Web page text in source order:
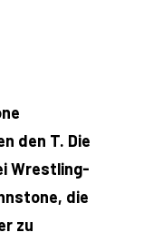
den T. Die
Wrestling-
die
zu